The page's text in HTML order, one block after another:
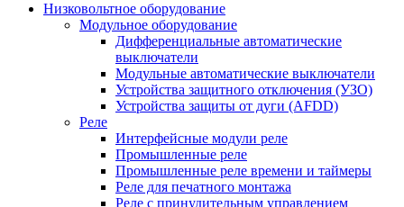
Низковольтное оборудование
Модульное оборудование
Дифференциальные автоматические
выключатели
Модульные автоматические выключатели
Устройства защитного отключения (УЗО)
Устройства защиты от дуги (AFDD)
Реле
Интерфейсные модули реле
Промышленные реле
Промышленные реле времени и таймеры
Реле для печатного монтажа
Реле с принудительным управлением